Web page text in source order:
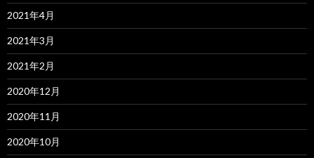
2021年4月
2021年3月
2021年2月
2020年12月
2020年11月
2020年10月